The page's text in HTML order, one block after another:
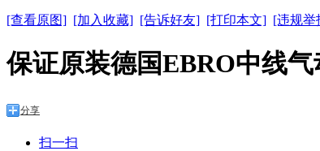
[查看原图] [加入收藏] [告诉好友] [打印本文] [违规举
保证原装德国EBRO中线
分享
扫一扫